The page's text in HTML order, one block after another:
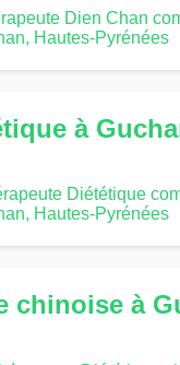
Dien Chan
Hautes-Pyrénées
à
Diététique
Hautes-Pyrénées
chinoise à